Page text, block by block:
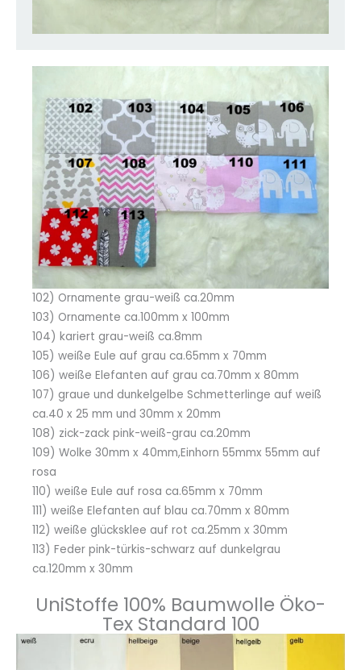
102) Ornamente grau-weiß ca.20mm
103) Ornamente ca.100mm x 100mm
104) kariert grau-weiß ca.8mm
105) weiße Eule auf grau ca.65mm x 70mm
106) weiße Elefanten auf grau ca.70mm x 80mm
107) graue und dunkelgelbe Schmetterlinge auf weiß
ca.40 x 25 mm und 30mm x 20mm
108) zick-zack pink-weiß-grau ca.20mm
109) Wolke 30mm x 40mm,Einhorn 55mmx 55mm auf
rosa
110) weiße Eule auf rosa ca.65mm x 70mm
111) weiße Elefanten auf blau ca.70mm x 80mm
112) weiße glücksklee auf rot ca.25mm x 30mm
113) Feder pink-türkis-schwarz auf dunkelgrau
ca.120mm x 30mm
UniStoffe 100% Baumwolle Öko-
Tex Standard 100